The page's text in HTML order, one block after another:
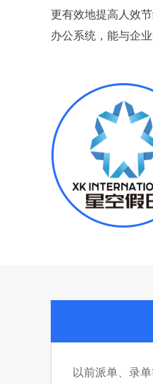
更有效地提高人效
办公系统，能与企
以前派单、录